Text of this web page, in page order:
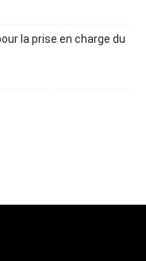
la prise en charge du